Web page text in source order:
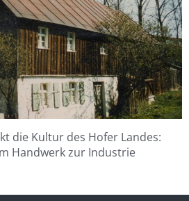
die Kultur des Hofer Landes:
Handwerk zur Industrie